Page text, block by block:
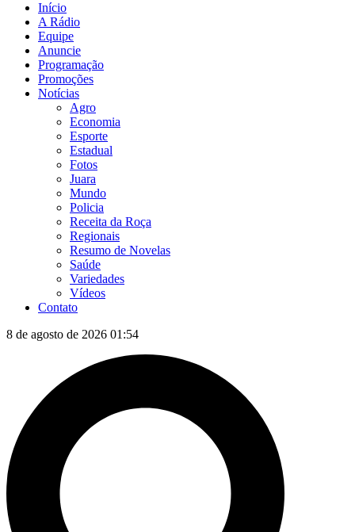
Início
A Rádio
Equipe
Anuncie
Programação
Promoções
Notícias
Agro
Economia
Esporte
Estadual
Fotos
Juara
Mundo
Policia
Receita da Roça
Regionais
Resumo de Novelas
Saúde
Variedades
Vídeos
Contato
8 de agosto de 2026 01:54